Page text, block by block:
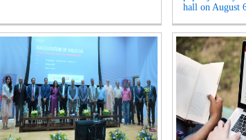
hall on August